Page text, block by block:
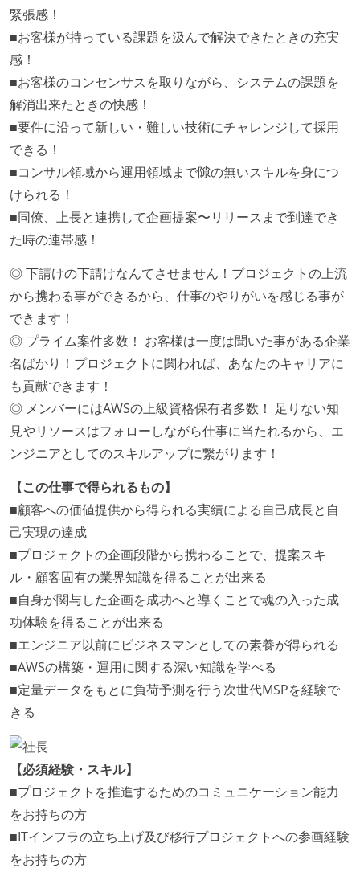
緊張感！
■お客様が持っている課題を汲んで解決できたときの充実
感！
■お客様のコンセンサスを取りながら、システムの課題を
解消出来たときの快感！
■要件に沿って新しい・難しい技術にチャレンジして採用
できる！
■コンサル領域から運用領域まで隙の無いスキルを身につ
けられる！
■同僚、上長と連携して企画提案〜リリースまで到達でき
た時の連帯感！
◎ 下請けの下請けなんてさせません！プロジェクトの上流
から携わる事ができるから、仕事のやりがいを感じる事が
できます！
◎ プライム案件多数！ お客様は一度は聞いた事がある企業
名ばかり！プロジェクトに関われば、あなたのキャリアに
も貢献できます！
◎ メンバーにはAWSの上級資格保有者多数！ 足りない知
見やリソースはフォローしながら仕事に当たれるから、エ
ンジニアとしてのスキルアップに繋がります！
【この仕事で得られるもの】
■顧客への価値提供から得られる実績による自己成長と自
己実現の達成
■プロジェクトの企画段階から携わることで、提案スキ
ル・顧客固有の業界知識を得ることが出来る
■自身が関与した企画を成功へと導くことで魂の入った成
功体験を得ることが出来る
■エンジニア以前にビジネスマンとしての素養が得られる
■AWSの構築・運用に関する深い知識を学べる
■定量データをもとに負荷予測を行う次世代MSPを経験で
きる
【必須経験・スキル】
■プロジェクトを推進するためのコミュニケーション能力
をお持ちの方
■ITインフラの立ち上げ及び移行プロジェクトへの参画経験
をお持ちの方